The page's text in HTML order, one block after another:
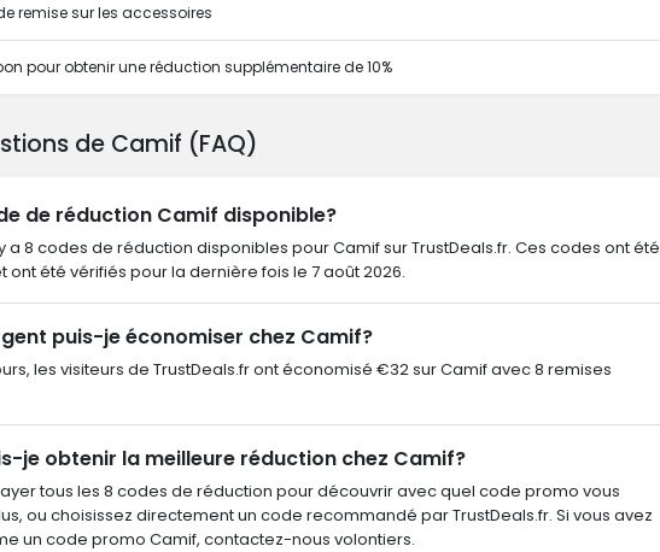
remise sur les accessoires
pour obtenir une réduction supplémentaire de 10%
de Camif (FAQ)
de réduction Camif disponible?
a 8 codes de réduction disponibles pour Camif sur TrustDeals.fr. Ces codes ont été
ont été vérifiés pour la dernière fois le 7 août 2026.
puis-je économiser chez Camif?
les visiteurs de TrustDeals.fr ont économisé €32 sur Camif avec 8 remises
je obtenir la meilleure réduction chez Camif?
tous les 8 codes de réduction pour découvrir avec quel code promo vous
ou choisissez directement un code recommandé par TrustDeals.fr. Si vous avez
un code promo Camif, contactez-nous volontiers.